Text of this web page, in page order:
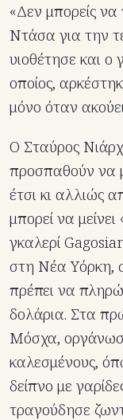
«Δεν μπορείς να
Ντάσα για την
υιοθέτησε και ο
οποίος,
μόνο όταν
O Σταύρος
προσπαθούν να
έτσι κι αλλιώς
μπορεί να
γκαλερί
στη Νέα Υόρκη,
πρέπει να
δολάρια. Στα
Μόσχα,
καλεσμένους,
δείπνο με
τραγούδησε